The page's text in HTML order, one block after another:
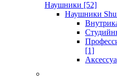
Наушники [52]
Наушники
[1]